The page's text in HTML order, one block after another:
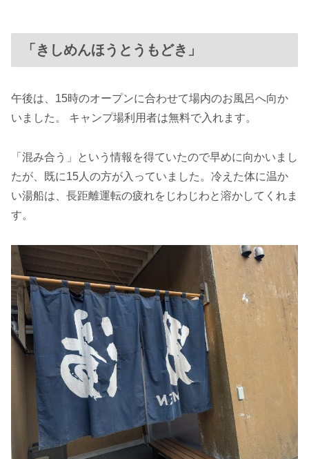
「きしめんほうとうもどき」
午後は、15時のオープンに合わせて場内のお風呂へ向か
いました。 キャンプ場利用者は無料で入れます。
「混み合う」という情報を得ていたので早めに向かいまし
たが、既に15人の方が入っていました。冷えた体に温か
い湯船は、長距離運転の疲れをじわじわと溶かしてくれま
す。